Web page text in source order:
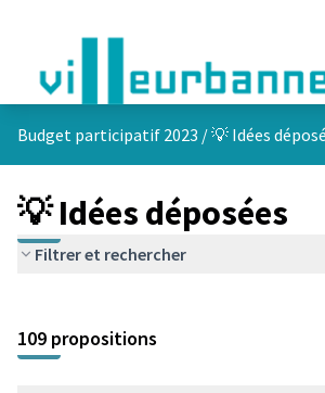
Budget participatif 2023 /💡 Idées
💡 Idées déposées
Filtrer et rechercher
+
−
109 propositions